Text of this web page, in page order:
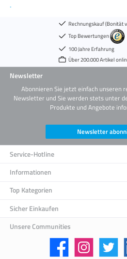
Rechnungskauf (Bonität
Top Bewertungen
100 Jahre Erfahrung
Über 200.000 Artikel
Newsletter
Abonnieren Sie jetzt einfach unseren
Newsletter und Sie werden stets unter
Produkte und Angebote
Newsletter
Service-Hotline
Informationen
Top Kategorien
Sicher Einkaufen
Unsere Communities
Facebook Instagram Twitter